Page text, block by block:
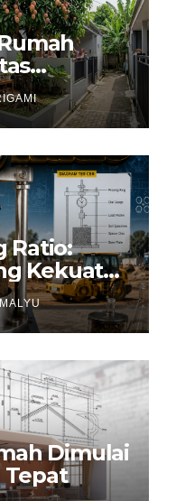
Ratio:
Kekuatan
Dimulai
Tepat